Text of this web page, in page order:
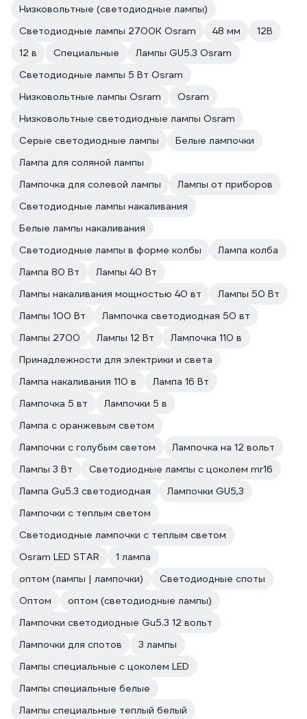
Низковольтные (светодиодные лампы)
Светодиодные лампы 2700K Osram
48 мм
12В
12 в
Специальные
Лампы GU5.3 Osram
Светодиодные лампы 5 Вт Osram
Низковольтные лампы Osram
Osram
Низковольтные светодиодные лампы Osram
Серые светодиодные лампы
Белые лампочки
Лампа для соляной лампы
Лампочка для солевой лампы
Лампы от приборов
Светодиодные лампы накаливания
Белые лампы накаливания
Светодиодные лампы в форме колбы
Лампа колба
Лампа 80 Вт
Лампы 40 Вт
Лампы накаливания мощностью 40 вт
Лампы 50 Вт
Лампы 100 Вт
Лампочка светодиодная 50 вт
Лампы 2700
Лампы 12 Вт
Лампочка 110 в
Принадлежности для электрики и света
Лампа накаливания 110 в
Лампа 16 Вт
Лампочка 5 вт
Лампочки 5 в
Лампа с оранжевым светом
Лампочки с голубым светом
Лампочка на 12 вольт
Лампы 3 Вт
Светодиодные лампы с цоколем mr16
Лампа Gu5.3 светодиодная
Лампочки GU5,3
Лампочки с теплым светом
Светодиодные лампочки с теплым светом
Osram LED STAR
1 лампа
оптом (лампы | лампочки)
Светодиодные споты
Оптом
оптом (светодиодные лампы)
Лампочки светодиодные Gu5.3 12 вольт
Лампочки для спотов
3 лампы
Лампы специальные с цоколем LED
Лампы специальные белые
Лампы специальные теплый белый